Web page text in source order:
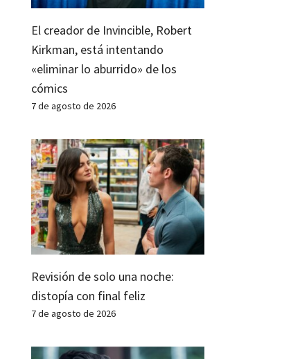
El creador de Invincible, Robert
Kirkman, está intentando
«eliminar lo aburrido» de los
cómics
7 de agosto de 2026
Revisión de solo una noche:
distopía con final feliz
7 de agosto de 2026